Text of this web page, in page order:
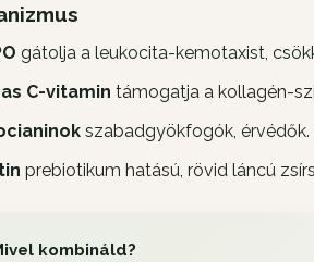
gátolja a leukocita-kemotaxist,
C-vitamin támogatja a kollagén-
szabadgyökfogók, érvédők.
prebiotikum hatású, rövid láncú
kombináld?